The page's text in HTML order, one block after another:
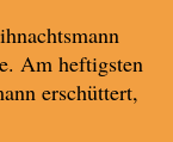
Am heftigsten
erschüttert,